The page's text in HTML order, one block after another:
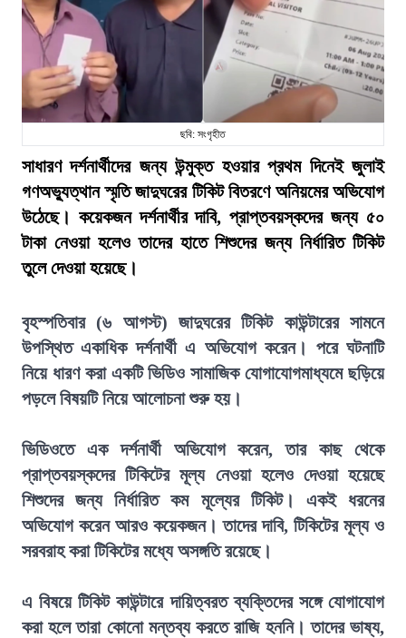
ছবি: সংগৃহীত
সাধারণ দর্শনার্থীদের জন্য উন্মুক্ত হওয়ার প্রথম দিনেই জুলাই
গণঅভ্যুত্থান স্মৃতি জাদুঘরের টিকিট বিতরণে অনিয়মের অভিযোগ
উঠেছে। কয়েকজন দর্শনার্থীর দাবি, প্রাপ্তবয়স্কদের জন্য ৫০
টাকা নেওয়া হলেও তাদের হাতে শিশুদের জন্য নির্ধারিত টিকিট
তুলে দেওয়া হয়েছে।
বৃহস্পতিবার (৬ আগস্ট) জাদুঘরের টিকিট কাউন্টারের সামনে
উপস্থিত একাধিক দর্শনার্থী এ অভিযোগ করেন। পরে ঘটনাটি
নিয়ে ধারণ করা একটি ভিডিও সামাজিক যোগাযোগমাধ্যমে ছড়িয়ে
পড়লে বিষয়টি নিয়ে আলোচনা শুরু হয়।
ভিডিওতে এক দর্শনার্থী অভিযোগ করেন, তার কাছ থেকে
প্রাপ্তবয়স্কদের টিকিটের মূল্য নেওয়া হলেও দেওয়া হয়েছে
শিশুদের জন্য নির্ধারিত কম মূল্যের টিকিট। একই ধরনের
অভিযোগ করেন আরও কয়েকজন। তাদের দাবি, টিকিটের মূল্য ও
সরবরাহ করা টিকিটের মধ্যে অসঙ্গতি রয়েছে।
এ বিষয়ে টিকিট কাউন্টারে দায়িত্বরত ব্যক্তিদের সঙ্গে যোগাযোগ
করা হলে তারা কোনো মন্তব্য করতে রাজি হননি। তাদের ভাষ্য,